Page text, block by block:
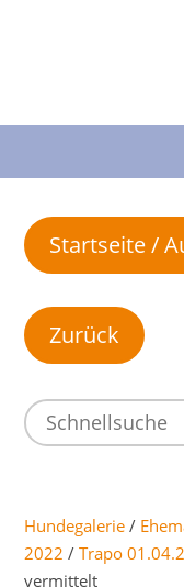
Startseite /
Hundegalerie /
2022 /Trapo
vermittelt